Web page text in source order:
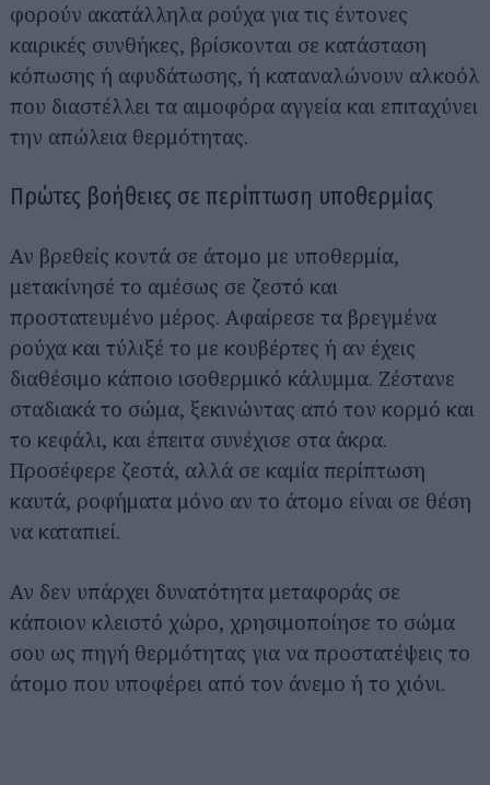
φορούν ακατάλληλα ρούχα για τις έντονες
καιρικές συνθήκες, βρίσκονται σε κατάσταση
κόπωσης ή αφυδάτωσης, ή καταναλώνουν αλκοόλ
που διαστέλλει τα αιμοφόρα αγγεία και επιταχύνει
την απώλεια θερμότητας.
Πρώτες βοήθειες σε περίπτωση υποθερμίας
Αν βρεθείς κοντά σε άτομο με υποθερμία,
μετακίνησέ το αμέσως σε ζεστό και
προστατευμένο μέρος. Αφαίρεσε τα βρεγμένα
ρούχα και τύλιξέ το με κουβέρτες ή αν έχεις
διαθέσιμο κάποιο ισοθερμικό κάλυμμα. Ζέστανε
σταδιακά το σώμα, ξεκινώντας από τον κορμό και
το κεφάλι, και έπειτα συνέχισε στα άκρα.
Προσέφερε ζεστά, αλλά σε καμία περίπτωση
καυτά, ροφήματα μόνο αν το άτομο είναι σε θέση
να καταπιεί.
Αν δεν υπάρχει δυνατότητα μεταφοράς σε
κάποιον κλειστό χώρο, χρησιμοποίησε το σώμα
σου ως πηγή θερμότητας για να προστατέψεις το
άτομο που υποφέρει από τον άνεμο ή το χιόνι.